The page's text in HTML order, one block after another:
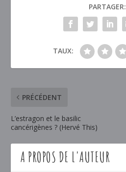
PARTAGER:
TAUX:
PRÉCÉDENT
L’estragon et le basilic
cancérigènes ? (Hervé This)
A PROPOS DE L'AUTEUR